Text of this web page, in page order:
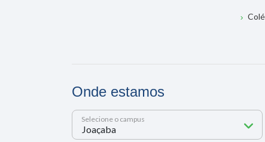
Onde estamos
Selecione o campus